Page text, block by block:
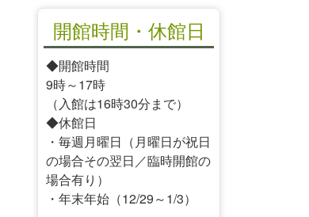
開館時間・休館日
◆開館時間
9時～17時
（入館は16時30分まで）
◆休館日
・毎週月曜日（月曜日が祝日
の場合その翌日／臨時開館の
場合有り）
・年末年始（12/29～1/3）